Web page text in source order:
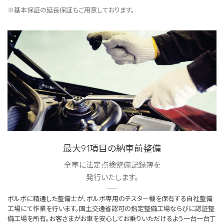
※基本保証の延長保証もご用意しております。
最大91項目の納車前整備
全車に法定点検整備記録簿を
発行いたします。
ボルボに精通した整備士が、ボルボ専用のテスター機を保有する自社整備
工場にて作業を行います。国土交通省認可の指定整備工場ならびに認証整
備工場を所有。お客さまがお車を安心してお乗りいただけるよう一台一台丁